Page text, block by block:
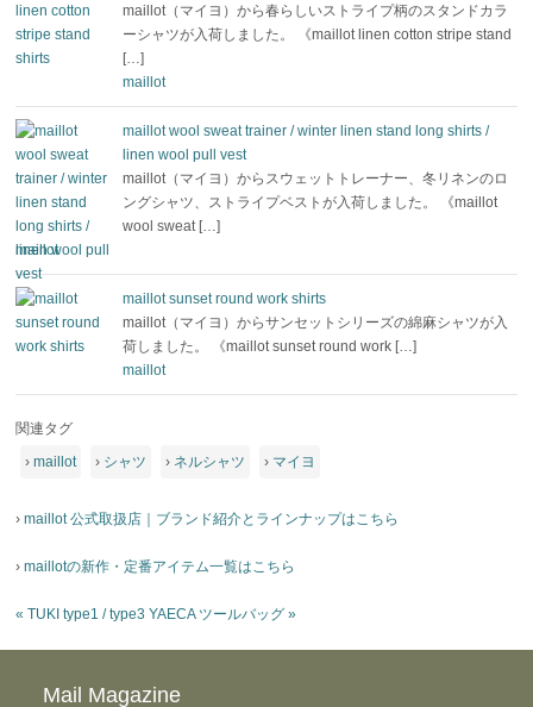
maillot（マイヨ）から春らしいストライプ柄のスタンドカラ
ーシャツが入荷しました。 《maillot linen cotton stripe stand
[…]
maillot
maillot wool sweat trainer / winter linen stand long shirts /
linen wool pull vest
maillot（マイヨ）からスウェットトレーナー、冬リネンのロ
ングシャツ、ストライプベストが入荷しました。 《maillot
wool sweat […]
maillot
maillot sunset round work shirts
maillot（マイヨ）からサンセットシリーズの綿麻シャツが入
荷しました。 《maillot sunset round work […]
maillot
関連タグ
›maillot › シャツ › ネルシャツ › マイヨ
›maillot 公式取扱店｜ブランド紹介とラインナップはこちら
›maillotの新作・定番アイテム一覧はこちら
« TUKI type1 / type3 YAECA ツールバッグ»
Mail Magazine